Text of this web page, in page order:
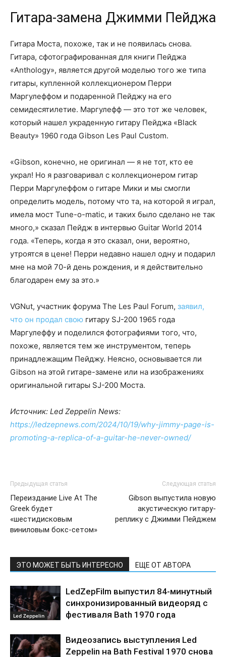
Гитара-замена Джимми Пейджа
Гитара Моста, похоже, так и не появилась снова.
Гитара, сфотографированная для книги Пейджа
«Anthology», является другой моделью того же типа
гитары, купленной коллекционером Перри
Маргулеффом и подаренной Пейджу на его
семидесятилетие. Маргулефф — это тот же человек,
который нашел украденную гитару Пейджа «Black
Beauty» 1960 года Gibson Les Paul Custom.
«Gibson, конечно, не оригинал — я не тот, кто ее
украл! Но я разговаривал с коллекционером гитар
Перри Маргулеффом о гитаре Мики и мы смогли
определить модель, потому что та, на которой я играл,
имела мост Tune-o-matic, и таких было сделано не так
много,» сказал Пейдж в интервью Guitar World 2014
года. «Теперь, когда я это сказал, они, вероятно,
утроятся в цене! Перри недавно нашел одну и подарил
мне на мой 70-й день рождения, и я действительно
благодарен ему за это.»
VGNut, участник форума The Les Paul Forum, заявил,
что он продал свою гитару SJ-200 1965 года
Маргулеффу и поделился фотографиями того, что,
похоже, является тем же инструментом, теперь
принадлежащим Пейджу. Неясно, основывается ли
Gibson на этой гитаре-замене или на изображениях
оригинальной гитары SJ-200 Моста.
Источник: Led Zeppelin News:
https://ledzepnews.com/2024/10/19/why-jimmy-page-is-
promoting-a-replica-of-a-guitar-he-never-owned/
Предыдущая статья
Переиздание Live At The
Greek будет
«шестидисковым
виниловым бокс-сетом»
Следующая статья
Gibson выпустила новую
акустическую гитару-
реплику с Джимми Пейджем
ЭТО МОЖЕТ БЫТЬ ИНТЕРЕСНО ЕЩЕ ОТ АВТОРА
Led Zeppelin
LedZepFilm выпустил 84-минутный
синхронизированный видеоряд с
фестиваля Bath 1970 года
Видеозапись выступления Led
Zeppelin на Bath Festival 1970 снова